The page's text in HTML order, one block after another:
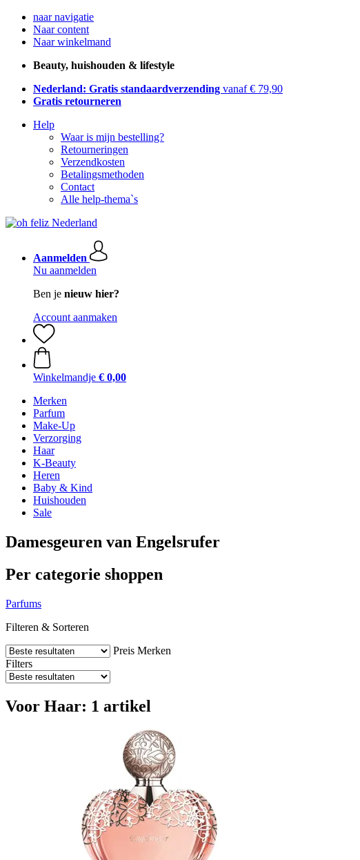
naar navigatie
Naar content
Naar winkelmand
Beauty, huishouden & lifestyle
Nederland: Gratis standaardverzending vanaf € 79,90
Gratis retourneren
Help
Waar is mijn bestelling?
Retourneringen
Verzendkosten
Betalingsmethoden
Contact
Alle help-thema`s
Aanmelden
Nu aanmelden
Ben je nieuw hier?
Account aanmaken
Winkelmandje € 0,00
Merken
Parfum
Make-Up
Verzorging
Haar
K-Beauty
Heren
Baby & Kind
Huishouden
Sale
Damesgeuren van Engelsrufer
Per categorie shoppen
Parfums
Filteren & Sorteren
Preis Merken
Filters
Voor Haar: 1 artikel